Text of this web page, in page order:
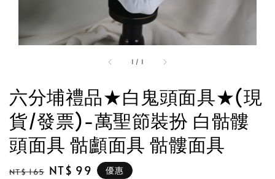
1 / 1
六分埔禮品★白鬼頭面具★(現
貨/發票)-萬聖節裝扮 白骷髏
頭面具 骷顱面具 骷髏面具
Regular
NT$ 165 Sale
NT$ 99 優惠